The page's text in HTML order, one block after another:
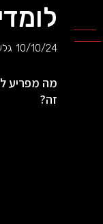
10/10/24
מה מפריע
זה?